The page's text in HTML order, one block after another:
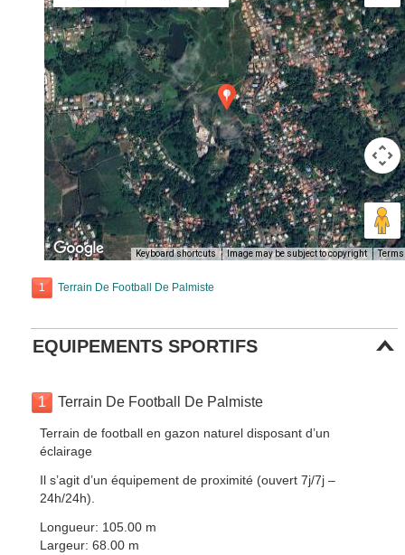
Keyboard shortcuts Image may be subject to copyright Terms
1 Terrain De Football De Palmiste
EQUIPEMENTS SPORTIFS
1 Terrain De Football De Palmiste
Terrain de football en gazon naturel disposant d’un
éclairage
Il s’agit d’un équipement de proximité (ouvert 7j/7j –
24h/24h).
Longueur: 105.00 m
Largeur: 68.00 m